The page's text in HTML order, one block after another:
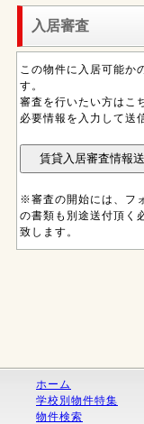
入居審査
この物件に入居可能か
す。
審査を行いたい方はこ
必要情報を入力して送
※審査の開始には、フ
の書類も別途送付頂く
致します。
ホーム
学校別物件特集
物件検索